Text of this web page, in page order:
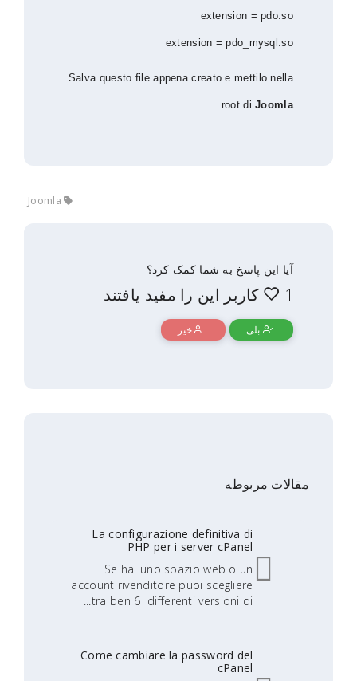
extension = pdo.so
extension = pdo_mysql.so
Salva questo file appena creato e mettilo nella
root diJoomla
Joomla
آیا این پاسخ به شما کمک کرد؟
1 کاربر این را مفید یافتند
بلی خیر
مقالات مربوطه
La configurazione definitiva di
PHP per i server cPanel
Se hai uno spazio web o un
account rivenditore puoi scegliere
tra ben 6 differenti versioni di...
Come cambiare la password del
cPanel